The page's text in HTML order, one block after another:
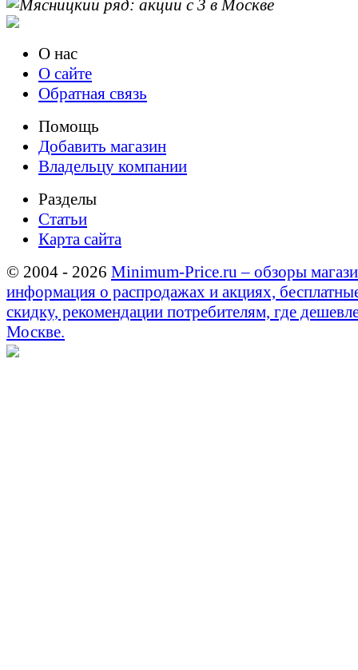
О нас
О сайте
Обратная связь
Помощь
Добавить магазин
Владельцу компании
Разделы
Статьи
Карта сайта
© 2004 - 2026 Minimum-Price.ru – обзоры
информация о распродажах и акциях,
скидку, рекомендации потребителям, где
Москве.